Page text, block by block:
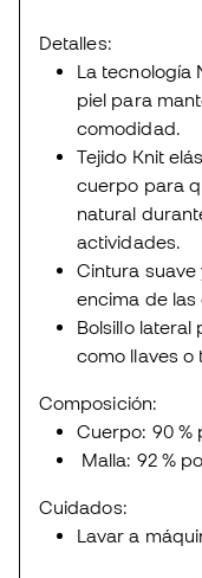
Detalles:
La tecnología
piel para
comodidad.
Tejido Knit
cuerpo para
natural
actividades.
Cintura
encima de las
Bolsillo
como llaves o
Composición:
Cuerpo: 90 %
Malla: 92 %
Cuidados:
Lavar a